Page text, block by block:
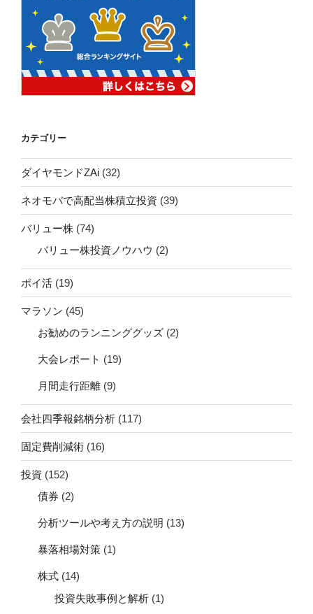
カテゴリー
ダイヤモンドZAi (32)
ネオモバで高配当株積立投資 (39)
バリュー株 (74)
バリュー株投資ノウハウ (2)
ポイ活 (19)
マラソン (45)
お勧めのランニンググッズ (2)
大会レポート (19)
月間走行距離 (9)
会社四季報銘柄分析 (117)
固定費削減術 (16)
投資 (152)
債券 (2)
分析ツールや考え方の説明 (13)
暴落相場対策 (1)
株式 (14)
投資失敗事例と解析 (1)